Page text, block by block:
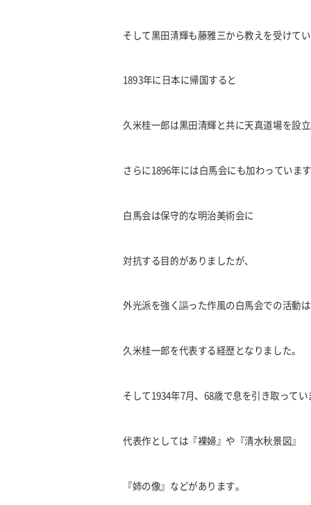
そして黒田清輝も藤雅三から教えを受けて
1893年に日本に帰国すると
久米桂一郎は黒田清輝と共に天真道場を設
さらに1896年には白馬会にも加わっていま
白馬会は保守的な明治美術会に
対抗する目的がありましたが、
外光派を強く謳った作風の白馬会での活動は
久米桂一郎を代表する経歴となりました。
そして1934年7月、 68歳で息を引き取ってい
代表作としては『裸婦』や『清水秋景図』
『姉の像』などがあります。